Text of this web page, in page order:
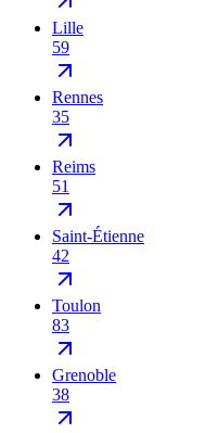
Lille
59
Rennes
35
Reims
51
Saint-Étienne
42
Toulon
83
Grenoble
38